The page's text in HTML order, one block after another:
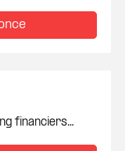
financiers...